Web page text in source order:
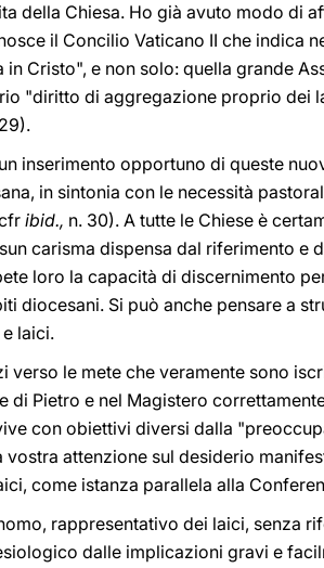
della Chiesa. Ho già avuto modo di
il Concilio Vaticano II che indica
Cristo", e non solo: quella grande
"diritto di aggregazione proprio dei
inserimento opportuno di queste
in sintonia con le necessità
ibid., n. 30). A tutte le Chiese è
carisma dispensa dal riferimento e
loro la capacità di discernimento
diocesani. Si può anche pensare a
laici.
le mete che veramente sono
di Pietro e nel Magistero
con obiettivi diversi dalla
attenzione sul desiderio
come istanza parallela alla
rappresentativo dei laici, senza
dalle implicazioni gravi e